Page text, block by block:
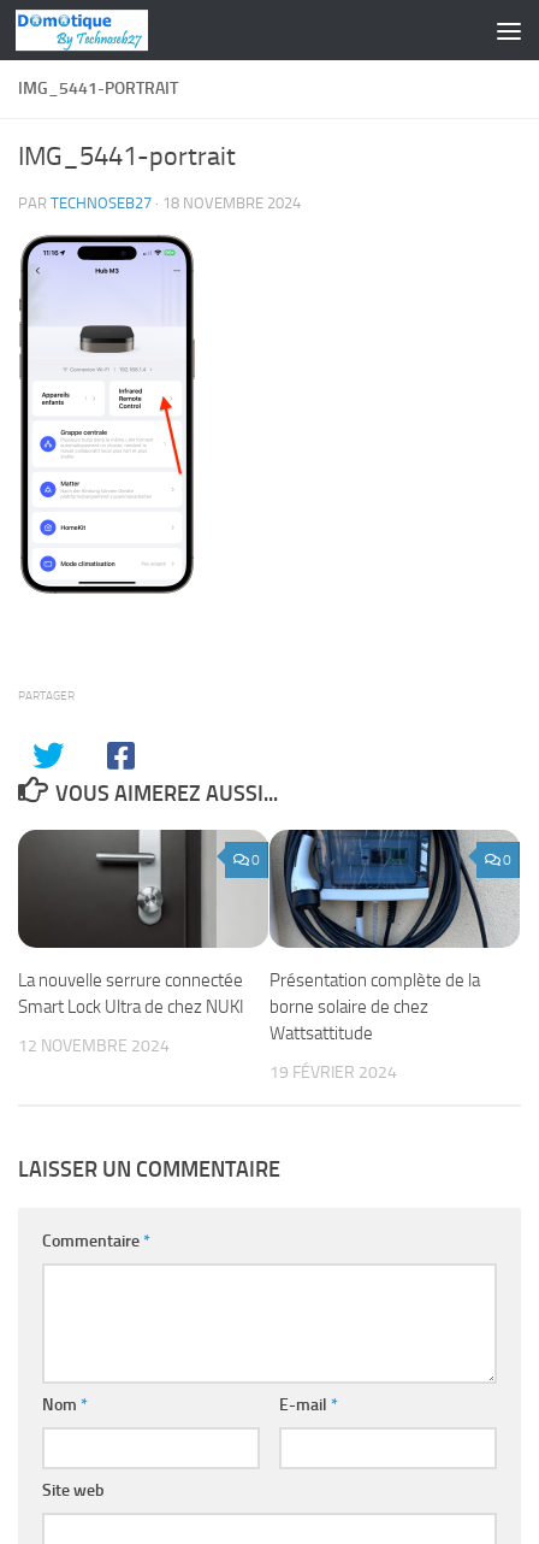
Skip to content
IMG_5441-PORTRAIT
IMG_5441-portrait
PAR TECHNOSEB27 · 18 NOVEMBRE 2024
PARTAGER
VOUS AIMEREZ AUSSI...
0
La nouvelle serrure connectée
Smart Lock Ultra de chez NUKI
12 NOVEMBRE 2024
0
Présentation complète de la
borne solaire de chez
Wattsattitude
19 FÉVRIER 2024
LAISSER UN COMMENTAIRE
Commentaire*
Nom * E-mail *
Site web